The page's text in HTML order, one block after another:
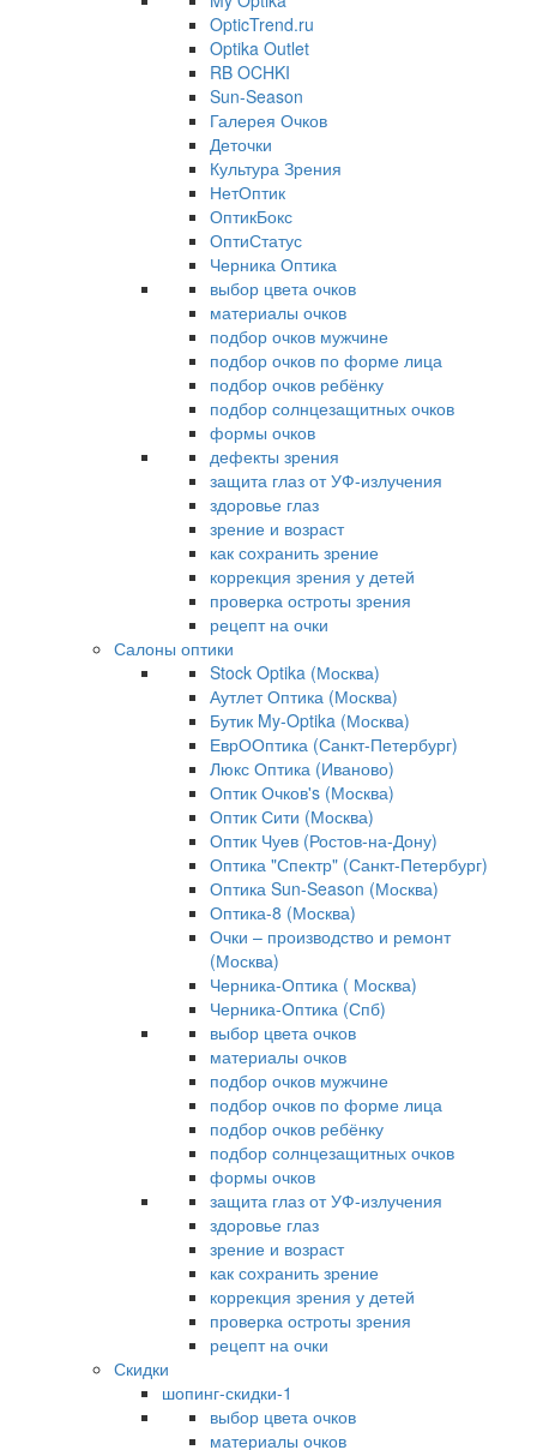
OpticTrend.ru
Optika Outlet
RB OCHKI
Sun-Season
Галерея Очков
Деточки
Культура Зрения
НетОптик
ОптикБокс
ОптиСтатус
Черника Оптика
выбор цвета очков
материалы очков
подбор очков мужчине
подбор очков по форме лица
подбор очков ребёнку
подбор солнцезащитных очков
формы очков
дефекты зрения
защита глаз от УФ-излучения
здоровье глаз
зрение и возраст
как сохранить зрение
коррекция зрения у детей
проверка остроты зрения
рецепт на очки
Салоны оптики
Stock Optika (Москва)
Аутлет Оптика (Москва)
Бутик My-Optika (Москва)
ЕврООптика (Санкт-Петербург)
Люкс Оптика (Иваново)
Оптик Очков's (Москва)
Оптик Сити (Москва)
Оптик Чуев (Ростов-на-Дону)
Оптика "Спектр" (Санкт-Петербург)
Оптика Sun-Season (Москва)
Оптика-8 (Москва)
Очки – производство и ремонт
(Москва)
Черника-Оптика ( Москва)
Черника-Оптика (Спб)
выбор цвета очков
материалы очков
подбор очков мужчине
подбор очков по форме лица
подбор очков ребёнку
подбор солнцезащитных очков
формы очков
защита глаз от УФ-излучения
здоровье глаз
зрение и возраст
как сохранить зрение
коррекция зрения у детей
проверка остроты зрения
рецепт на очки
Скидки
шопинг-скидки-1
выбор цвета очков
материалы очков